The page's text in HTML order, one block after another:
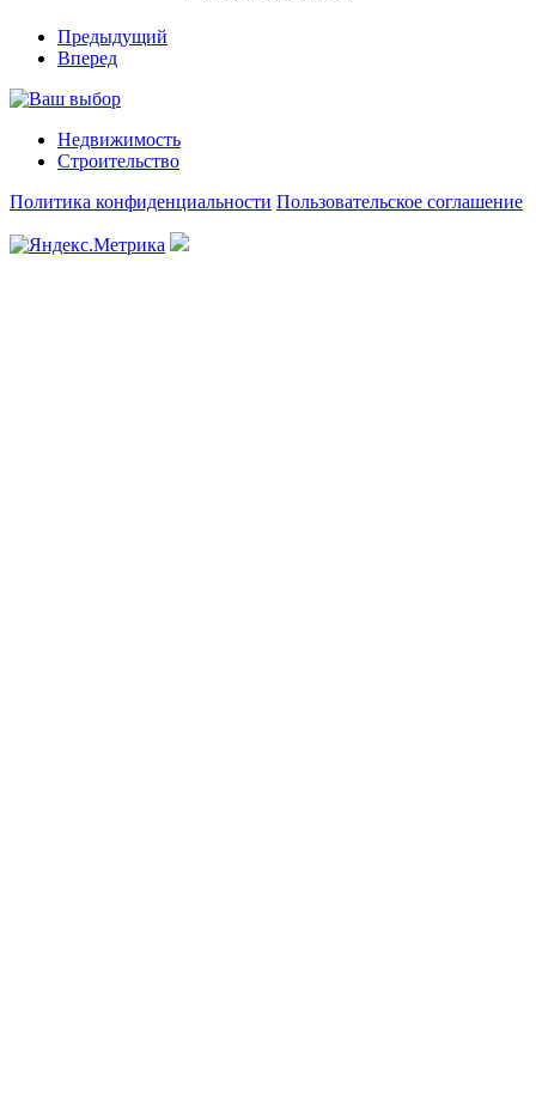
Предыдущий
Вперед
Недвижимость
Строительство
Политика конфиденциальности Пользовательское соглашение